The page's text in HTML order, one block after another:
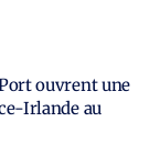
ouvrent une
Irlande au